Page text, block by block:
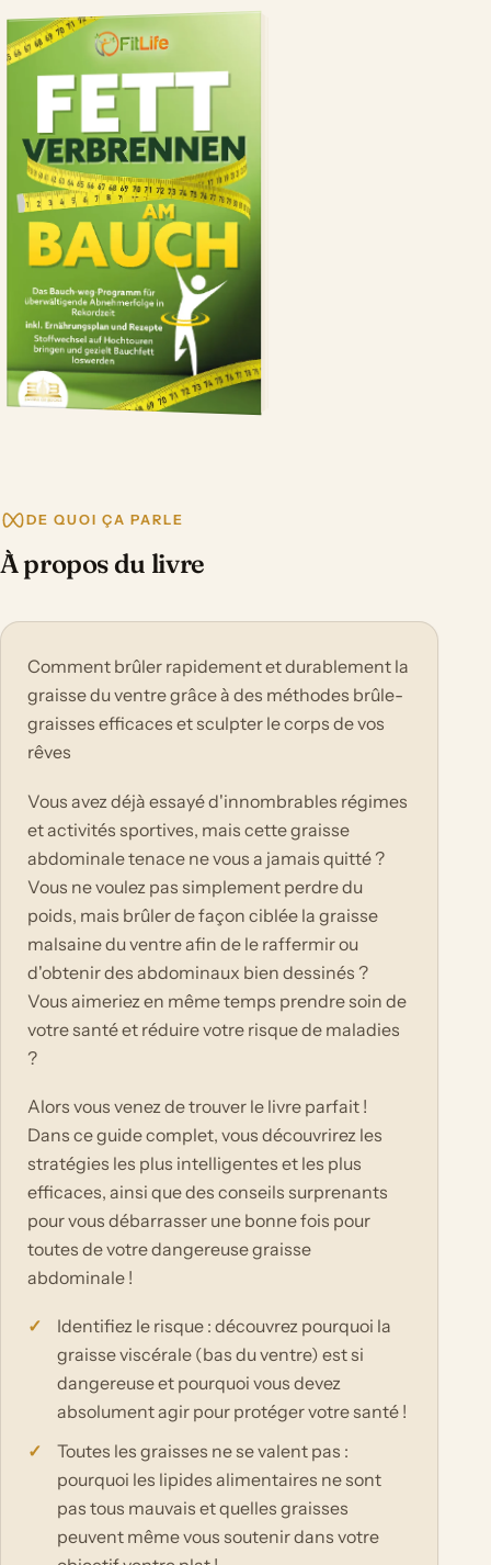
DE QUOI ÇA PARLE
À propos du livre
Comment brûler rapidement et durablement la
graisse du ventre grâce à des méthodes brûle-
graisses efficaces et sculpter le corps de vos
rêves
Vous avez déjà essayé d'innombrables régimes
et activités sportives, mais cette graisse
abdominale tenace ne vous a jamais quitté ?
Vous ne voulez pas simplement perdre du
poids, mais brûler de façon ciblée la graisse
malsaine du ventre afin de le raffermir ou
d'obtenir des abdominaux bien dessinés ?
Vous aimeriez en même temps prendre soin de
votre santé et réduire votre risque de maladies
?
Alors vous venez de trouver le livre parfait !
Dans ce guide complet, vous découvrirez les
stratégies les plus intelligentes et les plus
efficaces, ainsi que des conseils surprenants
pour vous débarrasser une bonne fois pour
toutes de votre dangereuse graisse
abdominale !
Identifiez le risque : découvrez pourquoi la
graisse viscérale (bas du ventre) est si
dangereuse et pourquoi vous devez
absolument agir pour protéger votre santé !
Toutes les graisses ne se valent pas :
pourquoi les lipides alimentaires ne sont
pas tous mauvais et quelles graisses
peuvent même vous soutenir dans votre